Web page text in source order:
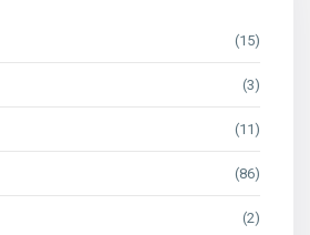
(15)
(3)
(11)
(86)
(2)